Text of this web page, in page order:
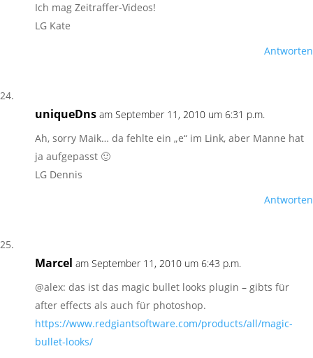
Ich mag Zeitraffer-Videos!
LG Kate
Antworten
uniqueDns am September 11, 2010 um 6:31 p.m.
Ah, sorry Maik… da fehlte ein „e“ im Link, aber Manne hat
ja aufgepasst 🙂
LG Dennis
Antworten
Marcel am September 11, 2010 um 6:43 p.m.
@alex: das ist das magic bullet looks plugin – gibts für
after effects als auch für photoshop.
https://www.redgiantsoftware.com/products/all/magic-
bullet-looks/